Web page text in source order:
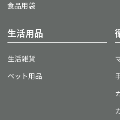
食品用袋
生活用品
生活雑貨
ペット用品